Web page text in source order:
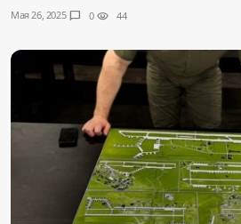
Мая 26, 2025 chat_bubble 0 visibility 44